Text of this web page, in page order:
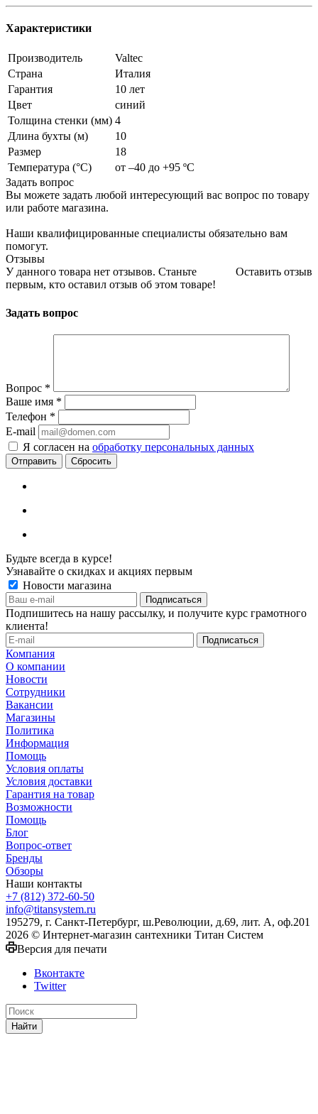
Характеристики
Производитель
Valtec
Страна
Италия
Гарантия
10 лет
Цвет
синий
Толщина стенки (мм) 4
Длина бухты (м)
10
Размер
18
Температура (°С)
от –40 до +95 ºС
Задать вопрос
Вы можете задать любой интересующий вас вопрос по товару
или работе магазина.
Наши квалифицированные специалисты обязательно вам
помогут.
Отзывы
Оставить отзыв
У данного товара нет отзывов. Станьте
первым, кто оставил отзыв об этом товаре!
Задать вопрос
Вопрос *
Ваше имя *
Телефон *
E-mail
Я согласен на обработку персональных данных
Сбросить
Будьте всегда в курсе!
Узнавайте о скидках и акциях первым
Новости магазина
Подпишитесь на нашу рассылку, и получите курс грамотного
клиента!
Компания
О компании
Новости
Сотрудники
Вакансии
Магазины
Политика
Информация
Помощь
Условия оплаты
Условия доставки
Гарантия на товар
Возможности
Помощь
Блог
Вопрос-ответ
Бренды
Обзоры
Наши контакты
+7 (812) 372-60-50
info@titansystem.ru
195279, г. Санкт-Петербург, ш.Революции, д.69, лит. А, оф.201
2026 © Интернет-магазин сантехники Титан Систем
Версия для печати
Вконтакте
Twitter
Найти